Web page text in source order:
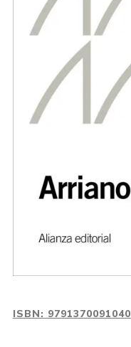
ISBN: 9791370091040